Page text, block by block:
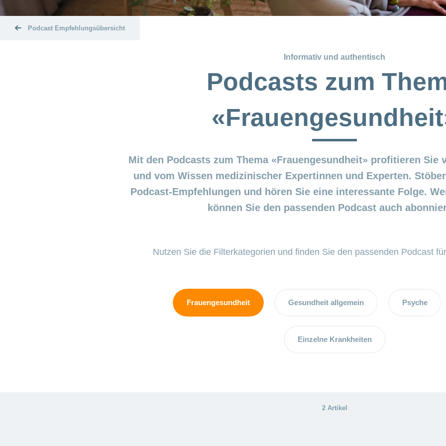
Podcast Empfehlungsübersicht
Informativ und authentisch
Podcasts zum
Mit den Podcasts zum Thema «Frauengesundheit» profitieren Sie
und vom Wissen medizinischer Expertinnen und Experten.
Podcast-Empfehlungen und hören Sie eine interessante Folge.
können Sie den passenden Podcast auch
Nutzen Sie die Filterkategorien und finden Sie den passenden Podcast
Frauengesundheit Gesundheit allgemein Psyche
Einzelne Krankheiten
2 Artikel